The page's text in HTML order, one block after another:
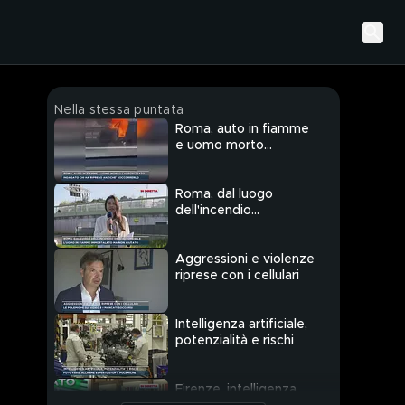
Nella stessa puntata
Roma, auto in fiamme
e uomo morto
Roma, dal luogo
dell'incendio
Aggressioni e violenze
riprese con i cellulari
Intelligenza artificiale,
potenzialità e rischi
Firenze, intelligenza